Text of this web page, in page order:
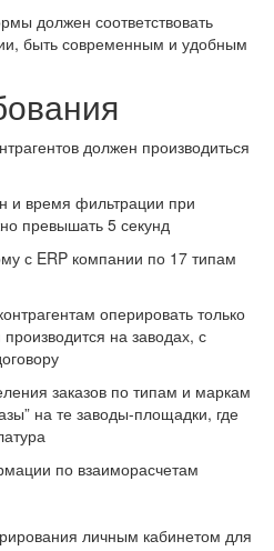
должен соответствовать
быть современным и удобным
должен производиться
и время фильтрации при
превышать 5 секунд
с ERP компании по 17 типам
оперировать только
на заводах, с
заказов по типам и маркам
на те заводы-площадки, где
по взаиморасчетам
личным кабинетом для